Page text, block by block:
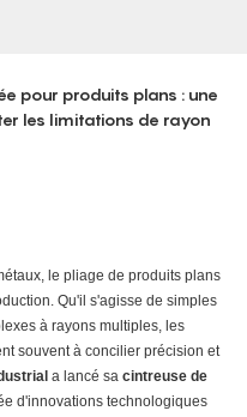
pour produits plans : une
les limitations de rayon
le pliage de produits plans
Qu'il s'agisse de simples
à rayons multiples, les
souvent à concilier précision et
a lancé sa cintreuse de
d'innovations technologiques